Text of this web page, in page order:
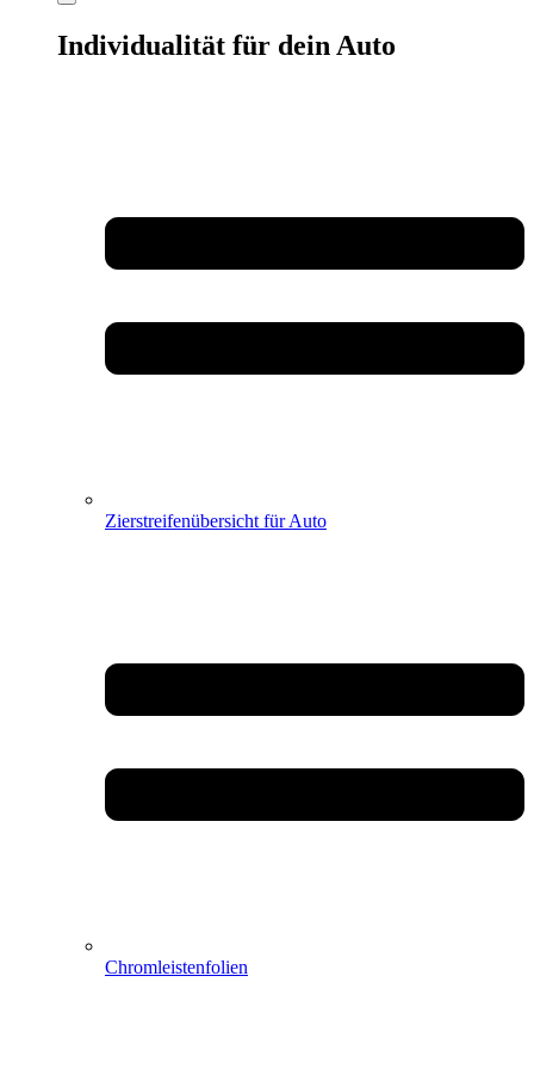
Individualität für dein Auto
Zierstreifenübersicht für Auto
Chromleistenfolien